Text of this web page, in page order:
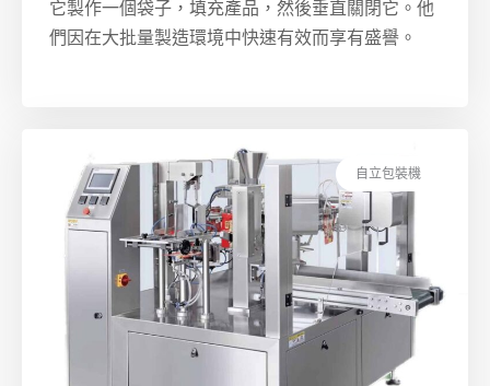
它製作一個袋子，填充產品，然後垂直關閉它。他
們因在大批量製造環境中快速有效而享有盛譽。
自立包裝機